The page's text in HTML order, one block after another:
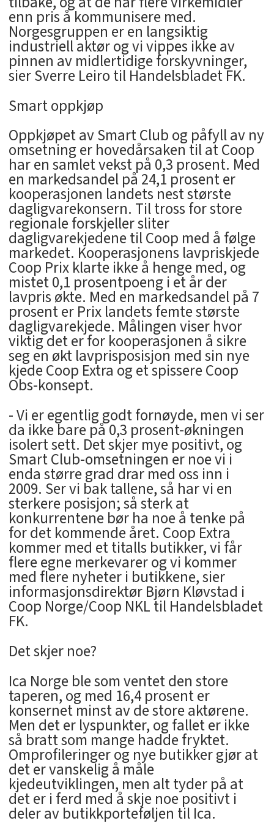
enn pris å kommunisere med.
Norgesgruppen er en langsiktig
industriell aktør og vi vippes ikke av
pinnen av midlertidige forskyvninger,
sier Sverre Leiro til Handelsbladet FK.
Smart oppkjøp
Oppkjøpet av Smart Club og påfyll av ny
omsetning er hovedårsaken til at Coop
har en samlet vekst på 0,3 prosent. Med
en markedsandel på 24,1 prosent er
kooperasjonen landets nest største
dagligvarekonsern. Til tross for store
regionale forskjeller sliter
dagligvarekjedene til Coop med å følge
markedet. Kooperasjonens lavpriskjede
Coop Prix klarte ikke å henge med, og
mistet 0,1 prosentpoeng i et år der
lavpris økte. Med en markedsandel på 7
prosent er Prix landets femte største
dagligvarekjede. Målingen viser hvor
viktig det er for kooperasjonen å sikre
seg en økt lavprisposisjon med sin nye
kjede Coop Extra og et spissere Coop
Obs-konsept.
- Vi er egentlig godt fornøyde, men vi ser
da ikke bare på 0,3 prosent-økningen
isolert sett. Det skjer mye positivt, og
Smart Club-omsetningen er noe vi i
enda større grad drar med oss inn i
2009. Ser vi bak tallene, så har vi en
sterkere posisjon; så sterk at
konkurrentene bør ha noe å tenke på
for det kommende året. Coop Extra
kommer med et titalls butikker, vi får
flere egne merkevarer og vi kommer
med flere nyheter i butikkene, sier
informasjonsdirektør Bjørn Kløvstad i
Coop Norge/Coop NKL til Handelsbladet
FK.
Det skjer noe?
Ica Norge ble som ventet den store
taperen, og med 16,4 prosent er
konsernet minst av de store aktørene.
Men det er lyspunkter, og fallet er ikke
så bratt som mange hadde fryktet.
Omprofileringer og nye butikker gjør at
det er vanskelig å måle
kjedeutviklingen, men alt tyder på at
det er i ferd med å skje noe positivt i
deler av butikkporteføljen til Ica.